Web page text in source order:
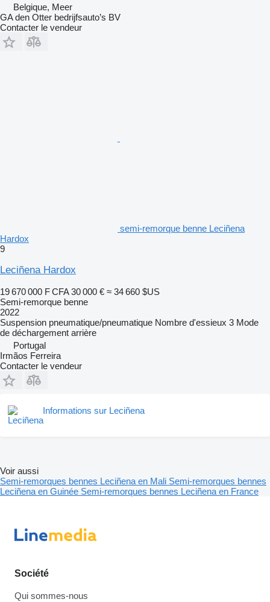
Belgique, Meer
GA den Otter bedrijfsauto’s BV
Contacter le vendeur
semi-remorque benne Leciñena
Hardox
9
Leciñena Hardox
19 670 000 F CFA 30 000 € ≈ 34 660 $US
Semi-remorque benne
2022
Suspension pneumatique/pneumatique Nombre d'essieux 3 Mode
de déchargement arrière
Portugal
Irmãos Ferreira
Contacter le vendeur
Informations sur Leciñena
Voir aussi
Semi-remorques bennes Leciñena en Mali Semi-remorques bennes
Leciñena en Guinée Semi-remorques bennes Leciñena en France
Société
Qui sommes-nous